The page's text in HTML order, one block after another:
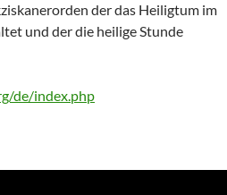
der das Heiligtum im
und der die heilige Stunde
de/index.php